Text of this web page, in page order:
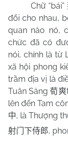
Chữ “bái”
đổi cho nhau,
quan nào nó,
chức đã có
nói, chính là từ
xã hội phong
trầm địa vị là
Tuân Sảng荀爽
lên đến Tam
中, là Thượng
射门下侍郎,